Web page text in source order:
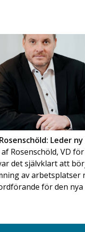
Leder
Rosenschöld, VD
det självklart att
av arbetsplatser
för den nya